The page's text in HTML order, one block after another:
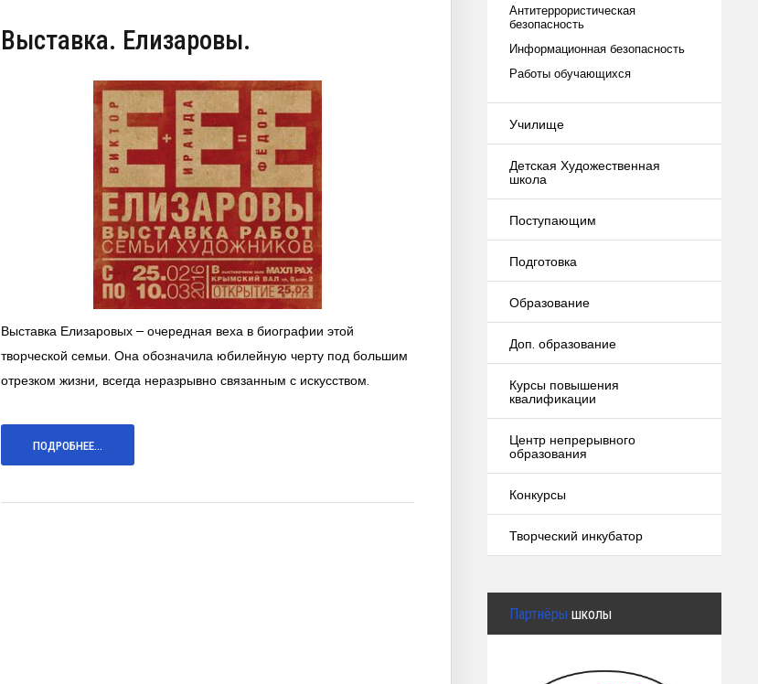
Выставка. Елизаровы.
Выставка Елизаровых – очередная веха в биографии этой
творческой семьи. Она обозначила юбилейную черту под большим
отрезком жизни, всегда неразрывно связанным с искусством.
ПОДРОБНЕЕ...
Антитеррористическая
безопасность
Информационная безопасность
Работы обучающихся
Училище
Детская Художественная
школа
Поступающим
Подготовка
Образование
Доп. образование
Курсы повышения
квалификации
Центр непрерывного
образования
Конкурсы
Творческий инкубатор
Партнёры школы